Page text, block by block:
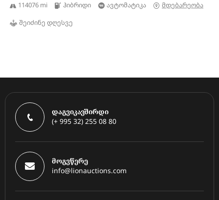
114076 mi ჰიბრიდი ავტომატიკა
მდებარეობა
შეიძინე დღესვე
დაგვიკავშირდი
(+ 995 32) 255 08 80
მოგვწერე
info@lionauctions.com